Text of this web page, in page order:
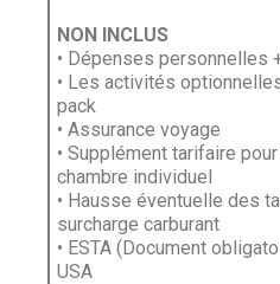
NON INCLUS
• Dépenses personnelles
• Les activités
pack
• Assurance voyage
• Supplément tarifaire
chambre individuel
• Hausse éventuelle des
surcharge carburant
• ESTA (Document
USA